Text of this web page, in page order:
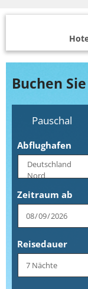
Pauschal
Abflughafen
Zeitraum ab
Reisedauer